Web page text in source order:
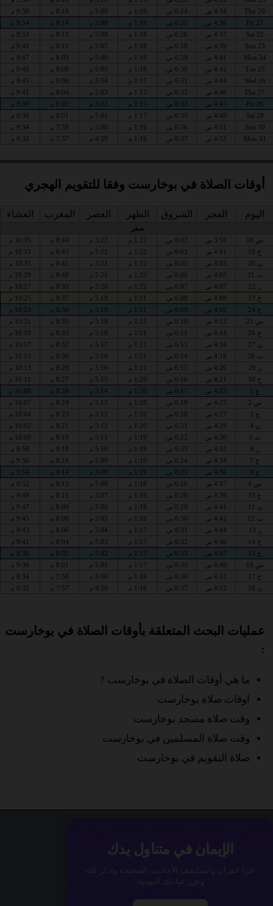
Thu 20
4:34 ص 6:24 ص 1:19 م 5:09 م 8:16 م 9:56 م
Fri 21
4:36 ص 6:25 ص 1:19 م 5:08 م 8:14 م 9:54 م
Sat 22
4:37 ص 6:26 ص 1:18 م 5:08 م 8:13 م 9:52 م
Sun 23
4:39 ص 6:28 ص 1:18 م 5:07 م 8:11 م 9:49 م
Mon 24
4:41 ص 6:29 ص 1:18 م 5:06 م 8:09 م 9:47 م
Tue 25
4:42 ص 6:30 ص 1:18 م 5:05 م 8:08 م 9:45 م
Wed 26
4:44 ص 6:31 ص 1:17 م 5:04 م 8:06 م 9:43 م
Thu 27
4:46 ص 6:32 ص 1:17 م 5:03 م 8:04 م 9:41 م
Fri 28
4:47 ص 6:33 ص 1:17 م 5:02 م 8:02 م 9:39 م
Sat 29
4:49 ص 6:35 ص 1:17 م 5:01 م 8:01 م 9:36 م
Sun 30
4:51 ص 6:36 ص 1:16 م 5:00 م 7:59 م 9:34 م
Mon 31
4:52 ص 6:37 ص 1:16 م 4:59 م 7:57 م 9:32 م
أوقات الصلاة في بوخارست وفقا للتقويم الهجري
اليوم الفجر الشروق الظهر العصر المغرب العشاء
صفر
س 18
3:59 ص 6:02 ص 1:22 م 5:22 م 8:44 م 10:35 م
ح 19 4:01 ص 6:03 ص 1:22 م 5:22 م 8:43 م 10:33 م
ن 20 4:03 ص 6:05 ص 1:22 م 5:21 م 8:41 م 10:31 م
ث 21 4:05 ص 6:06 ص 1:22 م 5:21 م 8:40 م 10:29 م
ر 22 4:07 ص 6:07 ص 1:22 م 5:20 م 8:39 م 10:27 م
خ 23 4:09 ص 6:08 ص 1:21 م 5:19 م 8:37 م 10:25 م
ج 24 4:10 ص 6:09 ص 1:21 م 5:19 م 8:36 م 10:23 م
س 25 4:12 ص 6:10 ص 1:21 م 5:18 م 8:35 م 10:21 م
ح 26 4:14 ص 6:11 ص 1:21 م 5:18 م 8:33 م 10:19 م
ن 27 4:16 ص 6:13 ص 1:21 م 5:17 م 8:32 م 10:17 م
ث 28 4:18 ص 6:14 ص 1:21 م 5:16 م 8:30 م 10:15 م
ر 29 4:20 ص 6:15 ص 1:21 م 5:16 م 8:29 م 10:13 م
خ 30 4:21 ص 6:16 ص 1:20 م 5:15 م 8:27 م 10:11 م
ج 1 4:23 ص 6:17 ص 1:20 م 5:14 م 8:26 م 10:09 م
س 2 4:25 ص 6:18 ص 1:20 م 5:13 م 8:24 م 10:07 م
ح 3 4:27 ص 6:20 ص 1:20 م 5:13 م 8:23 م 10:04 م
ن 4 4:29 ص 6:21 ص 1:20 م 5:12 م 8:21 م 10:02 م
ث 5 4:30 ص 6:22 ص 1:19 م 5:11 م 8:19 م 10:00 م
ر 6 4:32 ص 6:23 ص 1:19 م 5:10 م 8:18 م 9:58 م
خ 7 4:34 ص 6:24 ص 1:19 م 5:09 م 8:16 م 9:56 م
ج 8 4:36 ص 6:25 ص 1:19 م 5:08 م 8:14 م 9:54 م
س 9 4:37 ص 6:26 ص 1:18 م 5:08 م 8:13 م 9:52 م
ح 10 4:39 ص 6:28 ص 1:18 م 5:07 م 8:11 م 9:49 م
ن 11 4:41 ص 6:29 ص 1:18 م 5:06 م 8:09 م 9:47 م
ث 12 4:42 ص 6:30 ص 1:18 م 5:05 م 8:08 م 9:45 م
ر 13 4:44 ص 6:31 ص 1:17 م 5:04 م 8:06 م 9:43 م
خ 14 4:46 ص 6:32 ص 1:17 م 5:03 م 8:04 م 9:41 م
ج 15 4:47 ص 6:33 ص 1:17 م 5:02 م 8:02 م 9:39 م
س 16 4:49 ص 6:35 ص 1:17 م 5:01 م 8:01 م 9:36 م
ح 17 4:51 ص 6:36 ص 1:16 م 5:00 م 7:59 م 9:34 م
ن 18 4:52 ص 6:37 ص 1:16 م 4:59 م 7:57 م 9:32 م
عمليات البحث المتعلقة بأوقات الصلاة في بوخارست
:
ما هي أوقات الصلاة في بوخارست ?
اوقات صلاة بوخارست
وقت صلاة مسجد بوخارست
وقت صلاة المسلمين في بوخارست
صلاة التقويم في بوخارست
الإيمان في متناول يدك